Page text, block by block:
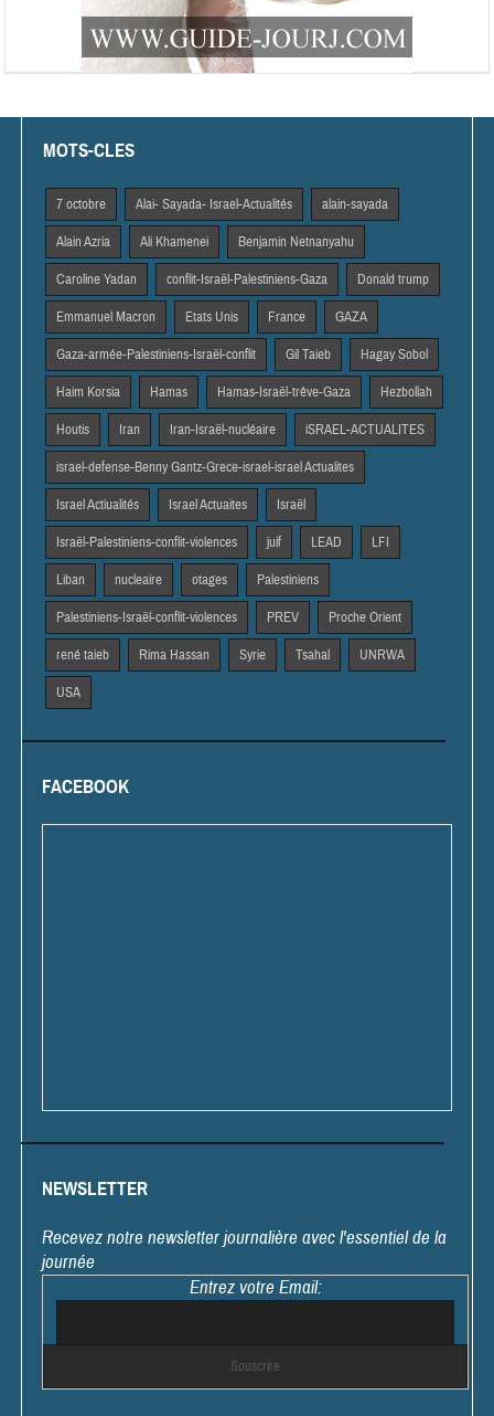
MOTS-CLES
7 octobre Alai- Sayada- Israel-Actualités alain-sayada
Alain Azria Ali Khamenei Benjamin Netnanyahu
Caroline Yadan conflit-Israël-Palestiniens-Gaza Donald trump
Emmanuel Macron Etats Unis France GAZA
Gaza-armée-Palestiniens-Israël-conflit Gil Taieb Hagay Sobol
Haim Korsia Hamas Hamas-Israël-trêve-Gaza Hezbollah
Houtis Iran Iran-Israël-nucléaire iSRAEL-ACTUALITES
israel-defense-Benny Gantz-Grece-israel-israel Actualites
Israel Actiualités Israel Actuaites Israël
Israël-Palestiniens-conflit-violences juif LEAD LFI
Liban nucleaire otages Palestiniens
Palestiniens-Israël-conflit-violences PREV Proche Orient
rené taieb Rima Hassan Syrie Tsahal UNRWA
USA
FACEBOOK
NEWSLETTER
Recevez notre newsletter journalière avec l'essentiel de la
journée
Entrez votre Email: